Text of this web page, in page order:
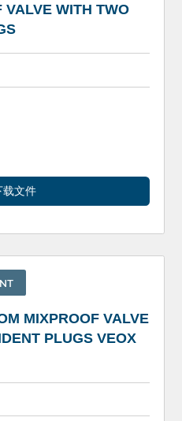
VALVE WITH TWO
载文件
MIXPROOF VALVE
PLUGS VEOX